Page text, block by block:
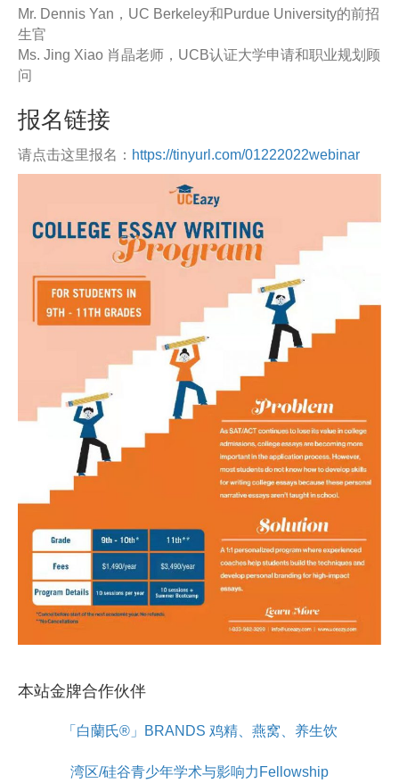
Mr. Dennis Yan，UC Berkeley和Purdue University的前招
生官
Ms. Jing Xiao 肖晶老师，UCB认证大学申请和职业规划顾
问
报名链接
请点击这里报名： https://tinyurl.com/01222022webinar
本站金牌合作伙伴
「白蘭氏®」BRANDS 鸡精、燕窝、养生饮
湾区/硅谷青少年学术与影响力Fellowship